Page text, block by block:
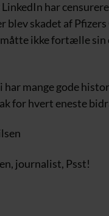
LinkedIn har
blev skadet af
ikke fortælle sin
har mange gode
for hvert eneste
journalist, Psst!